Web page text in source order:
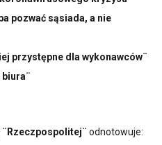
pozwać sąsiada, a nie
przystępne dla wykonawców¨
¨Rzeczpospolitej¨ odnotowuje: